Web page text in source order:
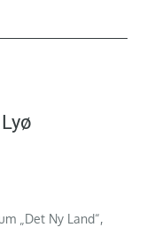
„Det Ny Land“,